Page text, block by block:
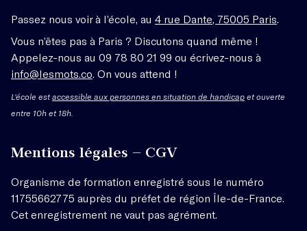
Passez nous voir à l’école, au 4 rue Dante, 75005 Paris.
Vous n’êtes pas à Paris ? Discutons quand même !
Appelez-nous au 09 78 80 21 99 ou écrivez-nous à
info@lesmots.co. On vous attend !
L'école estaccessible aux personnes en situation de handicap et ouverte
entre 10h et 18h.
Mentions légales – CGV
Organisme de formation enregistré sous le numéro
11755662775 auprès du préfet de région Île-de-France.
Cet enregistrement ne vaut pas agrément.